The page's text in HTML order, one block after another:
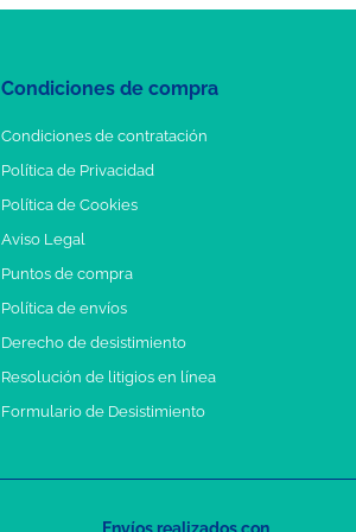
Condiciones de compra
Condiciones de contratación
Política de Privacidad
Política de Cookies
Aviso Legal
Puntos de compra
Política de envíos
Derecho de desistimiento
Resolución de litigios en línea
Formulario de Desistimiento